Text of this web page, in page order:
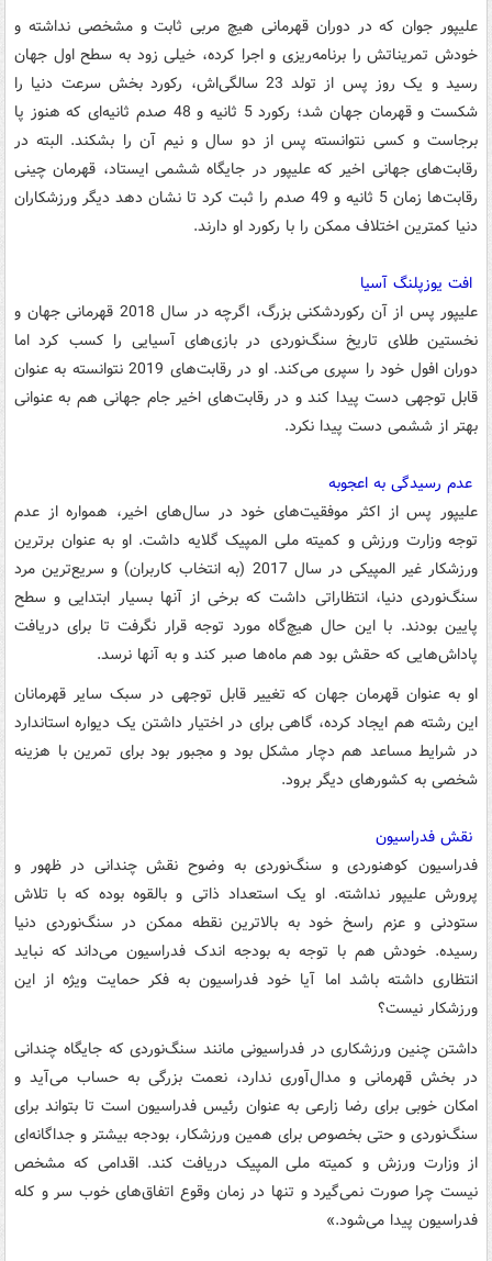
علیپور جوان که در دوران قهرمانی هیچ مربی ثابت و مشخصی نداشته و
خودش تمریناتش را برنامه‌ریزی و اجرا کرده، خیلی زود به سطح اول جهان
رسید و یک روز پس از تولد 23 سالگی‌اش، رکورد بخش سرعت دنیا را
شکست و قهرمان جهان شد؛ رکورد 5 ثانیه و 48 صدم ثانیه‌ای که هنوز پا
برجاست و کسی نتوانسته پس از دو سال و نیم آن را بشکند. البته در
رقابت‌های جهانی اخیر که علیپور در جایگاه ششمی ایستاد، قهرمان چینی
رقابت‌ها زمان 5 ثانیه و 49 صدم را ثبت کرد تا نشان دهد دیگر ورزشکاران
دنیا کمترین اختلاف ممکن را با رکورد او دارند.
افت یوزپلنگ آسیا
علیپور پس از آن رکوردشکنی بزرگ، اگرچه در سال 2018 قهرمانی جهان و
نخستین طلای تاریخ سنگ‌نوردی در بازی‌های آسیایی را کسب کرد اما
دوران افول خود را سپری می‌کند. او در رقابت‌های 2019 نتوانسته به عنوان
قابل توجهی دست پیدا کند و در رقابت‌های اخیر جام جهانی هم به عنوانی
بهتر از ششمی دست پیدا نکرد.
عدم رسیدگی به اعجوبه
علیپور پس از اکثر موفقیت‌های خود در سال‌های اخیر، همواره از عدم
توجه وزارت ورزش و کمیته ملی المپیک گلایه داشت. او به عنوان برترین
ورزشکار غیر المپیکی در سال 2017 (به انتخاب کاربران) و سریع‌ترین مرد
سنگ‌نوردی دنیا، انتظاراتی داشت که برخی از آنها بسیار ابتدایی و سطح
پایین بودند. با این حال هیچ‌گاه مورد توجه قرار نگرفت تا برای دریافت
پاداش‌هایی که حقش بود هم ماه‌ها صبر کند و به آنها نرسد.
او به عنوان قهرمان جهان که تغییر قابل توجهی در سبک سایر قهرمانان
این رشته هم ایجاد کرده، گاهی برای در اختیار داشتن یک دیواره استاندارد
در شرایط مساعد هم دچار مشکل بود و مجبور بود برای تمرین با هزینه
شخصی به کشورهای دیگر برود.
نقش فدراسیون
فدراسیون کوهنوردی و سنگ‌نوردی به وضوح نقش چندانی در ظهور و
پرورش علیپور نداشته. او یک استعداد ذاتی و بالقوه بوده که با تلاش
ستودنی و عزم راسخ خود به بالاترین نقطه ممکن در سنگ‌نوردی دنیا
رسیده. خودش هم با توجه به بودجه اندک فدراسیون می‌داند که نباید
انتظاری داشته باشد اما آیا خود فدراسیون به فکر حمایت ویژه از این
ورزشکار نیست؟
داشتن چنین ورزشکاری در فدراسیونی مانند سنگ‌نوردی که جایگاه چندانی
در بخش قهرمانی و مدال‌آوری ندارد، نعمت بزرگی به حساب می‌آید و
امکان خوبی برای رضا زارعی به عنوان رئیس فدراسیون است تا بتواند برای
سنگ‌نوردی و حتی بخصوص برای همین ورزشکار، بودجه بیشتر و جداگانه‌ای
از وزارت ورزش و کمیته ملی المپیک دریافت کند. اقدامی که مشخص
نیست چرا صورت نمی‌گیرد و تنها در زمان وقوع اتفاق‌های خوب سر و کله
فدراسیون پیدا می‌شود.»